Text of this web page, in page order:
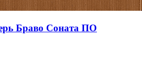
Браво Соната ПО